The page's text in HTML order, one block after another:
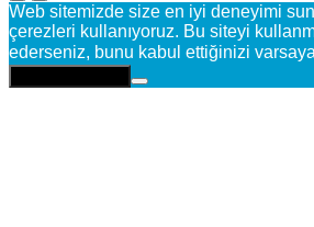
Web sitemizde size en iyi deneyimi
çerezleri kullanıyoruz. Bu siteyi
ederseniz, bunu kabul ettiğinizi